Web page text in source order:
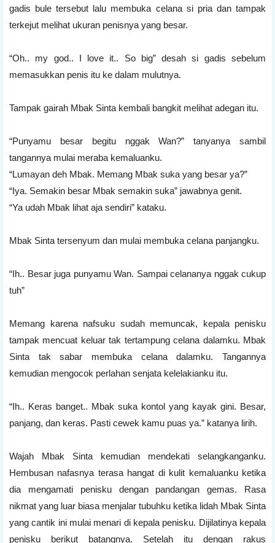
gadis bule tersebut lalu membuka celana si pria dan tampak
terkejut melihat ukuran penisnya yang besar.
“Oh.. my god.. I love it.. So big” desah si gadis sebelum
memasukkan penis itu ke dalam mulutnya.
Tampak gairah Mbak Sinta kembali bangkit melihat adegan itu.
“Punyamu besar begitu nggak Wan?” tanyanya sambil
tangannya mulai meraba kemaluanku.
“Lumayan deh Mbak. Memang Mbak suka yang besar ya?”
“Iya. Semakin besar Mbak semakin suka” jawabnya genit.
“Ya udah Mbak lihat aja sendiri” kataku.
Mbak Sinta tersenyum dan mulai membuka celana panjangku.
“Ih.. Besar juga punyamu Wan. Sampai celananya nggak cukup
tuh”
Memang karena nafsuku sudah memuncak, kepala penisku
tampak mencuat keluar tak tertampung celana dalamku. Mbak
Sinta tak sabar membuka celana dalamku. Tangannya
kemudian mengocok perlahan senjata kelelakianku itu.
“Ih.. Keras banget.. Mbak suka kontol yang kayak gini. Besar,
panjang, dan keras. Pasti cewek kamu puas ya.” katanya lirih.
Wajah Mbak Sinta kemudian mendekati selangkanganku.
Hembusan nafasnya terasa hangat di kulit kemaluanku ketika
dia mengamati penisku dengan pandangan gemas. Rasa
nikmat yang luar biasa menjalar tubuhku ketika lidah Mbak Sinta
yang cantik ini mulai menari di kepala penisku. Dijilatinya kepala
penisku berikut batangnya. Setelah itu dengan rakus